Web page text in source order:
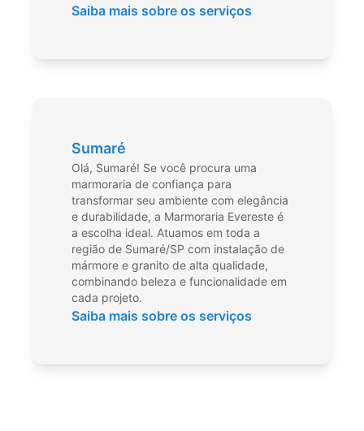
Saiba mais sobre os serviços
Sumaré
Olá, Sumaré! Se você procura uma
marmoraria de confiança para
transformar seu ambiente com elegância
e durabilidade, a Marmoraria Evereste é
a escolha ideal. Atuamos em toda a
região de Sumaré/SP com instalação de
mármore e granito de alta qualidade,
combinando beleza e funcionalidade em
cada projeto.
Saiba mais sobre os serviços